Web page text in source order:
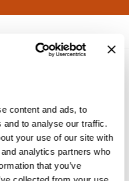
content and ads, to
to analyse our traffic.
your use of our site with
analytics partners who
that you’ve